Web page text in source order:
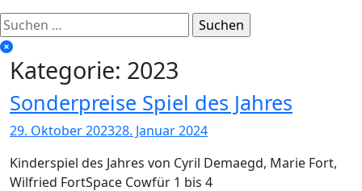
Suchen
nach:
Kategorie: 2023
Sonderpreise Spiel des Jahres
29. Oktober 202328. Januar 2024
Kinderspiel des Jahres von Cyril Demaegd, Marie Fort,
Wilfried FortSpace Cowfür 1 bis 4